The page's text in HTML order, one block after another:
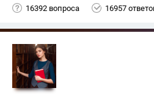
16392 вопроса 16957